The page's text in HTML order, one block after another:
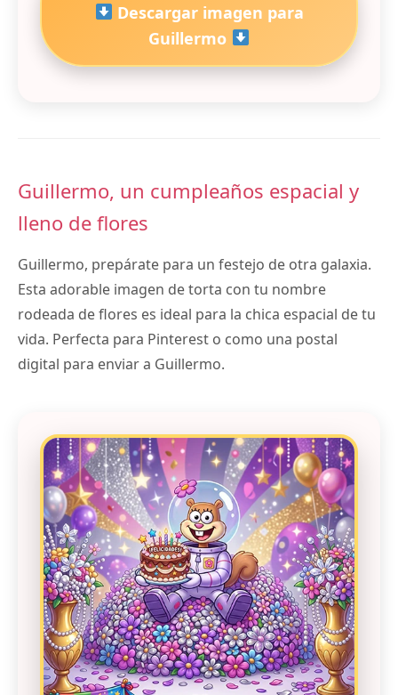
Descargar imagen para
Guillermo
Guillermo, un cumpleaños espacial y
lleno de flores
Guillermo, prepárate para un festejo de otra galaxia.
Esta adorable imagen de torta con tu nombre
rodeada de flores es ideal para la chica espacial de tu
vida. Perfecta para Pinterest o como una postal
digital para enviar a Guillermo.